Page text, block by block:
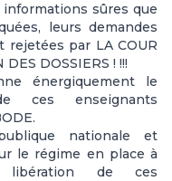
sûres que
leurs demandes
par LA COUR
DOSSIERS ! !!!
énergiquement le
ces enseignants
nationale et
le régime en place à
de ces